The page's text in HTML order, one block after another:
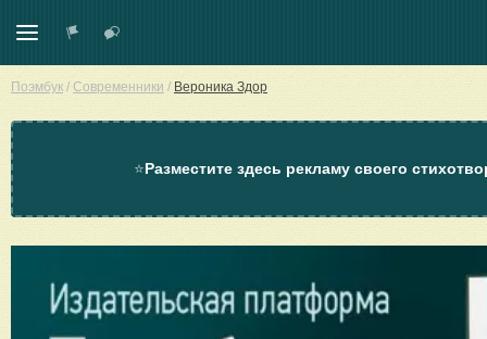
Поэмбук / Современники / Вероника Здор
⭐Разместите здесь рекламу своего